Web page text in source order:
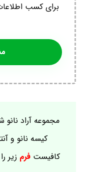
برای کسب
مجموعه آراد
کیسه نانو و
کافیستفرم زیر